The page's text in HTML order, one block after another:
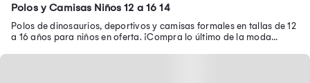
Polos y Camisas Niños 12 a 16 14
Polos de dinosaurios, deportivos y camisas formales en tallas de 12
a 16 años para niños en oferta. ¡Compra lo último de la moda